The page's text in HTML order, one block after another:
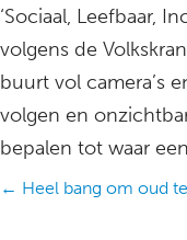
‘Sociaal, Leefbaar,
volgens de
buurt vol camera’s
volgen en
bepalen tot waar
Posts
← Heel bang om oud